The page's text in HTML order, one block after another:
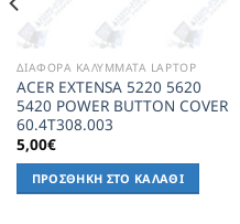
ΔΙΑΦΟΡΑ ΚΑΛΥΜΜΑΤΑ LAPTOP
ACER EXTENSA 5220 5620
5420 POWER BUTTON COVER
60.4T308.003
5,00€
ΠΡΟΣΘΉΚΗ ΣΤΟ ΚΑΛΆΘΙ